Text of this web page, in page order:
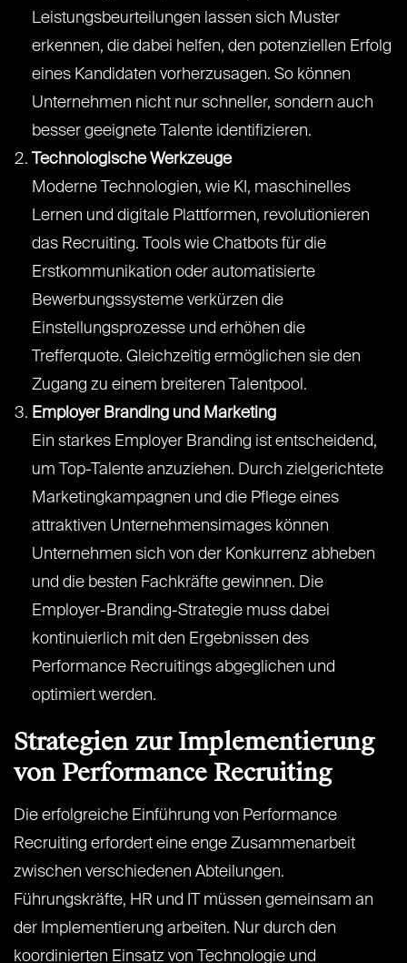
Leistungsbeurteilungen lassen sich Muster
erkennen, die dabei helfen, den potenziellen Erfolg
eines Kandidaten vorherzusagen. So können
Unternehmen nicht nur schneller, sondern auch
besser geeignete Talente identifizieren.
Technologische Werkzeuge
Moderne Technologien, wie KI, maschinelles
Lernen und digitale Plattformen, revolutionieren
das Recruiting. Tools wie Chatbots für die
Erstkommunikation oder automatisierte
Bewerbungssysteme verkürzen die
Einstellungsprozesse und erhöhen die
Trefferquote. Gleichzeitig ermöglichen sie den
Zugang zu einem breiteren Talentpool.
Employer Branding und Marketing
Ein starkes Employer Branding ist entscheidend,
um Top-Talente anzuziehen. Durch zielgerichtete
Marketingkampagnen und die Pflege eines
attraktiven Unternehmensimages können
Unternehmen sich von der Konkurrenz abheben
und die besten Fachkräfte gewinnen. Die
Employer-Branding-Strategie muss dabei
kontinuierlich mit den Ergebnissen des
Performance Recruitings abgeglichen und
optimiert werden.
Strategien zur Implementierung
von Performance Recruiting
Die erfolgreiche Einführung von Performance
Recruiting erfordert eine enge Zusammenarbeit
zwischen verschiedenen Abteilungen.
Führungskräfte, HR und IT müssen gemeinsam an
der Implementierung arbeiten. Nur durch den
koordinierten Einsatz von Technologie und